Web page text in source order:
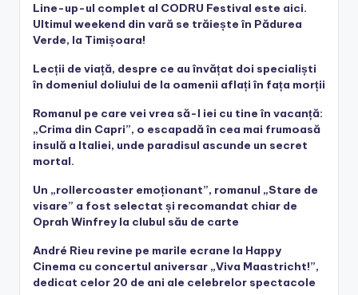
Line-up-ul complet al CODRU Festival este aici.
Ultimul weekend din vară se trăiește în Pădurea
Verde, la Timișoara!
Lecții de viață, despre ce au învățat doi specialiști
în domeniul doliului de la oamenii aflați în fața morții
Romanul pe care vei vrea să-l iei cu tine în vacanță:
„Crima din Capri”, o escapadă în cea mai frumoasă
insulă a Italiei, unde paradisul ascunde un secret
mortal.
Un „rollercoaster emoționant”, romanul „Stare de
visare” a fost selectat și recomandat chiar de
Oprah Winfrey la clubul său de carte
André Rieu revine pe marile ecrane la Happy
Cinema cu concertul aniversar „Viva Maastricht!”,
dedicat celor 20 de ani ale celebrelor spectacole